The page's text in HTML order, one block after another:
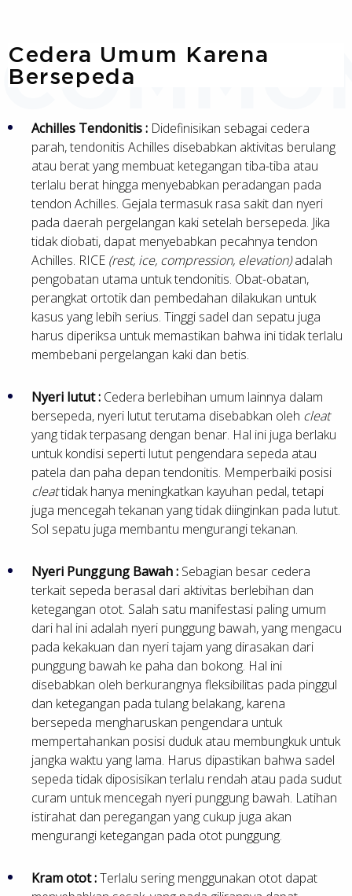
Cedera Umum Karena
Bersepeda
Achilles Tendonitis : Didefinisikan sebagai cedera
parah, tendonitis Achilles disebabkan aktivitas berulang
atau berat yang membuat ketegangan tiba-tiba atau
terlalu berat hingga menyebabkan peradangan pada
tendon Achilles. Gejala termasuk rasa sakit dan nyeri
pada daerah pergelangan kaki setelah bersepeda. Jika
tidak diobati, dapat menyebabkan pecahnya tendon
Achilles. RICE (rest, ice, compression, elevation)adalah
pengobatan utama untuk tendonitis. Obat-obatan,
perangkat ortotik dan pembedahan dilakukan untuk
kasus yang lebih serius. Tinggi sadel dan sepatu juga
harus diperiksa untuk memastikan bahwa ini tidak terlalu
membebani pergelangan kaki dan betis.
Nyeri lutut : Cedera berlebihan umum lainnya dalam
bersepeda, nyeri lutut terutama disebabkan oleh cleat
yang tidak terpasang dengan benar. Hal ini juga berlaku
untuk kondisi seperti lutut pengendara sepeda atau
patela dan paha depan tendonitis. Memperbaiki posisi
cleattidak hanya meningkatkan kayuhan pedal, tetapi
juga mencegah tekanan yang tidak diinginkan pada lutut.
Sol sepatu juga membantu mengurangi tekanan.
Nyeri Punggung Bawah : Sebagian besar cedera
terkait sepeda berasal dari aktivitas berlebihan dan
ketegangan otot. Salah satu manifestasi paling umum
dari hal ini adalah nyeri punggung bawah, yang mengacu
pada kekakuan dan nyeri tajam yang dirasakan dari
punggung bawah ke paha dan bokong. Hal ini
disebabkan oleh berkurangnya fleksibilitas pada pinggul
dan ketegangan pada tulang belakang, karena
bersepeda mengharuskan pengendara untuk
mempertahankan posisi duduk atau membungkuk untuk
jangka waktu yang lama. Harus dipastikan bahwa sadel
sepeda tidak diposisikan terlalu rendah atau pada sudut
curam untuk mencegah nyeri punggung bawah. Latihan
istirahat dan peregangan yang cukup juga akan
mengurangi ketegangan pada otot punggung.
Kram otot :Terlalu sering menggunakan otot dapat